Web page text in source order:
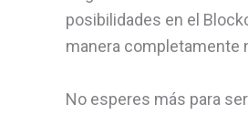
posibilidades en el
manera completamente
No esperes más para